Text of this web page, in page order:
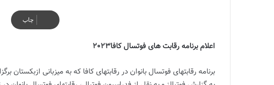
چاپ
اعلام برنامه رقابت های فوتسال کافا2023
برنامه رقابتهای فوتسال بانوان در رقابتهای کافا که به میزبانی